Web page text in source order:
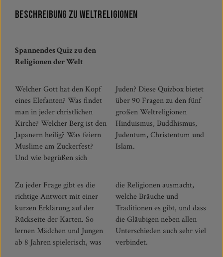
Beschreibung zu Weltreligionen
Spannendes Quiz zu den
Religionen der Welt
Welcher Gott hat den Kopf
eines Elefanten? Was findet
man in jeder christlichen
Kirche? Welcher Berg ist den
Japanern heilig? Was feiern
Muslime am Zuckerfest?
Und wie begrüßen sich
Juden? Diese Quizbox bietet
über 90 Fragen zu den fünf
großen Weltreligionen
Hinduismus, Buddhismus,
Judentum, Christentum und
Islam.
Zu jeder Frage gibt es die
richtige Antwort mit einer
kurzen Erklärung auf der
Rückseite der Karten. So
lernen Mädchen und Jungen
ab 8 Jahren spielerisch, was
die Religionen ausmacht,
welche Bräuche und
Traditionen es gibt, und dass
die Gläubigen neben allen
Unterschieden auch sehr viel
verbindet.